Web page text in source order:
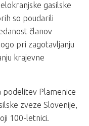
gasilske
so poudarili
članov
pri zagotavljanju
krajevne
Plamenice
zveze Slovenije,
100-letnici.